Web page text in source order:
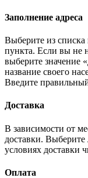
Заполнение адреса
Выберите из списка
пункта. Если вы не
выберите значение
название своего
Введите
Доставка
В зависимости от
доставки.
условиях доставки
Оплата